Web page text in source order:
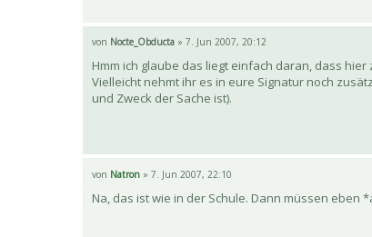
von Nocte_Obducta » 7. Jun 2007, 20:12
Hmm ich glaube das liegt einfach daran, dass
Vielleicht nehmt ihr es in eure Signatur noch
und Zweck der Sache ist).
von Natron » 7. Jun 2007, 22:10
Na, das ist wie in der Schule. Dann müssen eben